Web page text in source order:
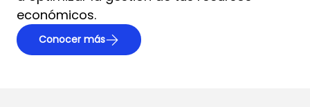
económicos.
Conocer más